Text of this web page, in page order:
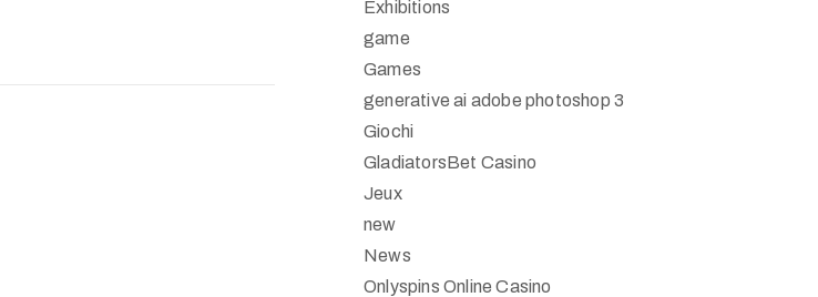
Exhibitions
game
Games
generative ai adobe photoshop 3
Giochi
GladiatorsBet Casino
Jeux
new
News
Onlyspins Online Casino